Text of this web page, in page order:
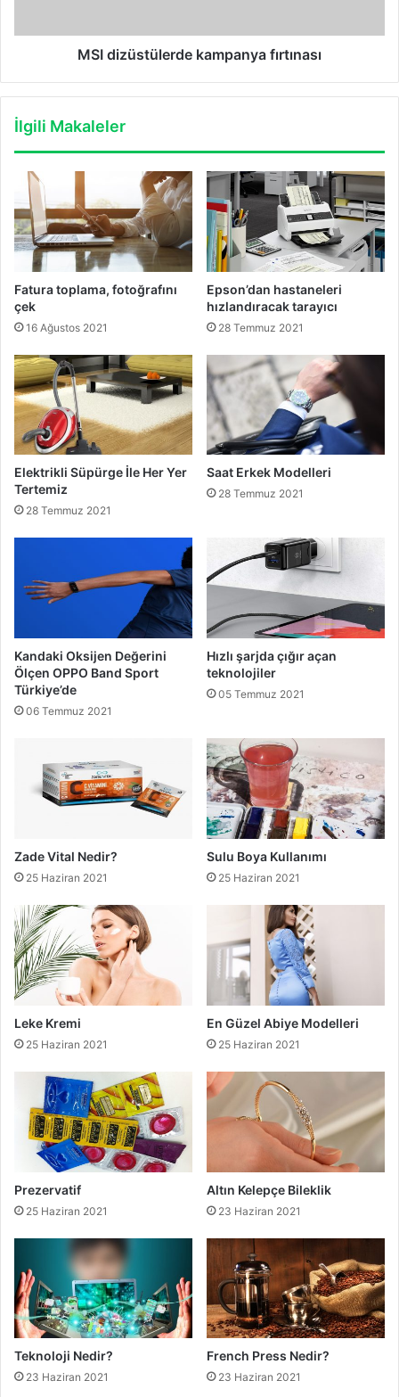
MSI dizüstülerde kampanya fırtınası
İlgili Makaleler
Fatura toplama, fotoğrafını
çek
16 Ağustos 2021
Epson’dan hastaneleri
hızlandıracak tarayıcı
28 Temmuz 2021
Elektrikli Süpürge İle Her Yer
Tertemiz
28 Temmuz 2021
Saat Erkek Modelleri
28 Temmuz 2021
Kandaki Oksijen Değerini
Ölçen OPPO Band Sport
Türkiye’de
06 Temmuz 2021
Hızlı şarjda çığır açan
teknolojiler
05 Temmuz 2021
Zade Vital Nedir?
25 Haziran 2021
Sulu Boya Kullanımı
25 Haziran 2021
Leke Kremi
25 Haziran 2021
En Güzel Abiye Modelleri
25 Haziran 2021
Prezervatif
25 Haziran 2021
Altın Kelepçe Bileklik
23 Haziran 2021
Teknoloji Nedir?
23 Haziran 2021
French Press Nedir?
23 Haziran 2021